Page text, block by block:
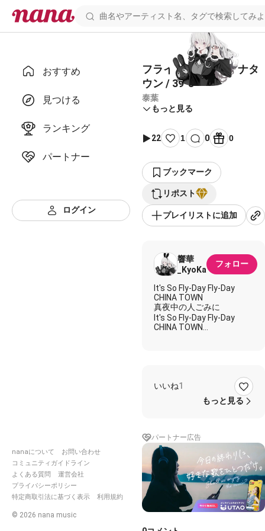
おすすめ
見つける
ランキング
パートナー
ログイン
nanaについて
お問い合わせ
コミュニティガイドライン
よくある質問
運営会社
プライバシーポリシー
特定商取引法に基づく表示
利用規約
© 2026 nana music
フライディ・チャイナタ
ウン / 39-3
泰葉
もっと見る
22 1 0 0
ブックマーク
リポスト
プレイリストに追加
響華
_KyoKa
フォロー
It's So Fly-Day Fly-Day
CHINA TOWN
真夜中の人ごみに
It's So Fly-Day Fly-Day
CHINA TOWN
知らん顔のあなた とまど
いのひとコマ
踊りつかれていても 朝ま
It's So Fly-Day Fly-Day
CHINA TOWN
ジャスミンに接吻を
It's So Fly-Day Fly-Day
CHINA TOWN
私も異国人ね
いいね1
もっと見る
パートナー広告